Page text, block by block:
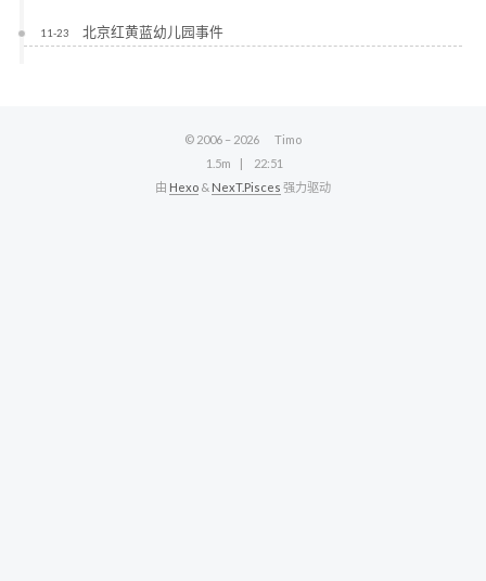
11-23 北京红黄蓝幼儿园事件
© 2006 – 2026
Timo
1.5m
22:51
由 Hexo & NexT.Pisces 强力驱动